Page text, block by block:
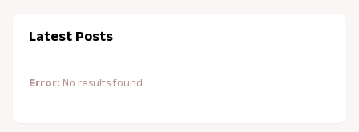
Latest Posts
Error: No results found